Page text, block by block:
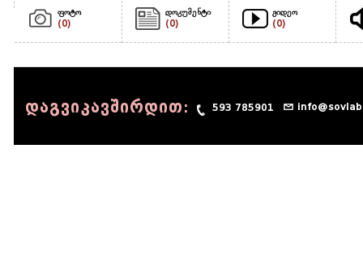
ფოტო
(0)
დოკუმენტი
(0)
ვიდეო
(0)
დაგვიკავშირდით: 593 785901